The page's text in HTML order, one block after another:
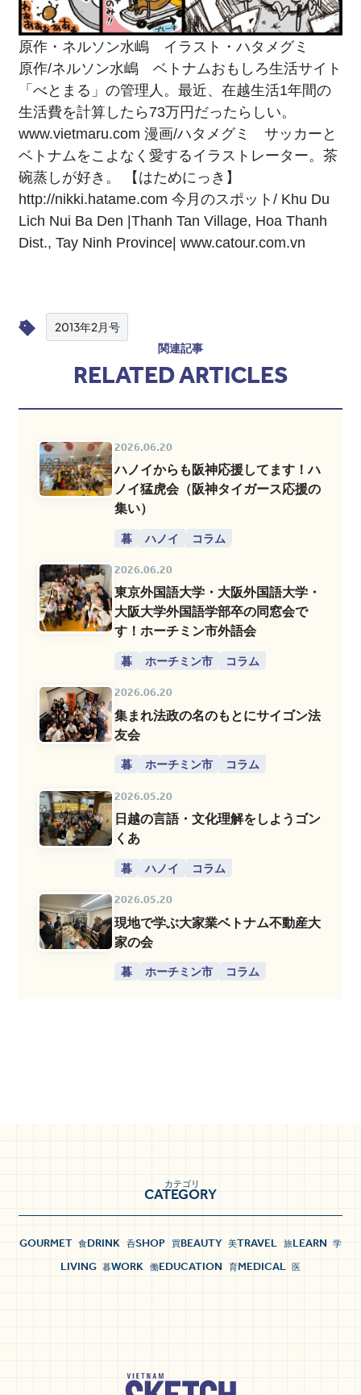
原作・ネルソン水嶋 イラスト・ハタメグミ
原作/ネルソン水嶋 ベトナムおもしろ生活サイト
「べとまる」の管理人。最近、在越生活1年間の
生活費を計算したら73万円だったらしい。
www.vietmaru.com 漫画/ハタメグミ サッカーと
ベトナムをこよなく愛するイラストレーター。茶
碗蒸しが好き。 【はためにっき】
http://nikki.hatame.com 今月のスポット/ Khu Du
Lich Nui Ba Den |Thanh Tan Village, Hoa Thanh
Dist., Tay Ninh Province| www.catour.com.vn
2013年2月号
関連記事
RELATED ARTICLES
2026.06.20
ハノイからも阪神応援してます！ハ
ノイ猛虎会（阪神タイガース応援の
集い）
暮 ハノイ コラム
2026.06.20
東京外国語大学・大阪外国語大学・
大阪大学外国語学部卒の同窓会で
す！ホーチミン市外語会
暮 ホーチミン市 コラム
2026.06.20
集まれ法政の名のもとにサイゴン法
友会
暮 ホーチミン市 コラム
2026.05.20
日越の言語・文化理解をしようゴン
くあ
暮 ハノイ コラム
2026.05.20
現地で学ぶ大家業ベトナム不動産大
家の会
暮 ホーチミン市 コラム
CATEGORY
カテゴリ
GOURMET 食DRINK 呑SHOP 買BEAUTY 美TRAVEL 旅LEARN 学
LIVING 暮WORK 働EDUCATION 育MEDICAL 医